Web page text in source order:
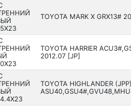
TOYOTA MARK X GRX13#
TOYOTA HARRIER
2012.07 [JP]
TOYOTA HIGHLANDER